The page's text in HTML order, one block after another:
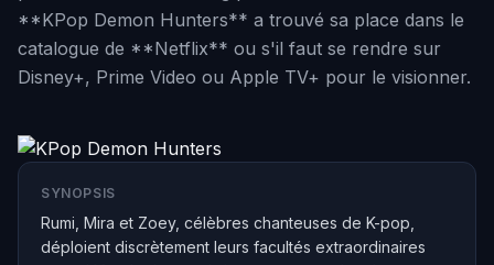
**KPop Demon Hunters** a trouvé sa place dans le
catalogue de **Netflix** ou s'il faut se rendre sur
Disney+, Prime Video ou Apple TV+ pour le visionner.
SYNOPSIS
Rumi, Mira et Zoey, célèbres chanteuses de K-pop,
déploient discrètement leurs facultés extraordinaires